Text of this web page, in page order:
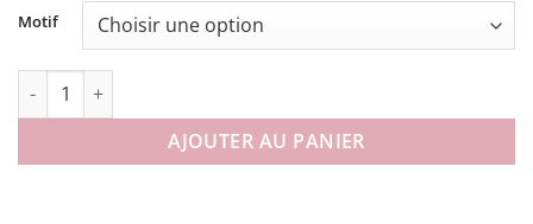
Motif
quantité de Tasse Florale Pastel en porcelaine anglaise
AJOUTER AU PANIER